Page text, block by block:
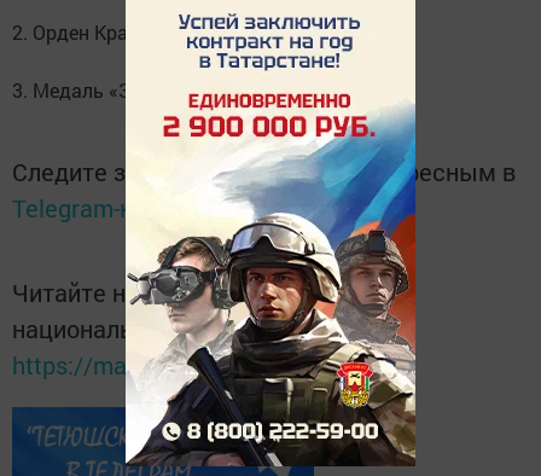
2. Орден Красной Звезды;
3. Медаль «За победу над Германией».
Следите за самым важным и интересным в
Telegram-каналеТатмедиа
Читайте новости Татарстана в
национальном мессенджере MАХ:
https://max.ru/tatmedia